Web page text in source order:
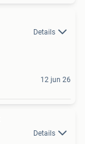
Details
12 jun 26
Details